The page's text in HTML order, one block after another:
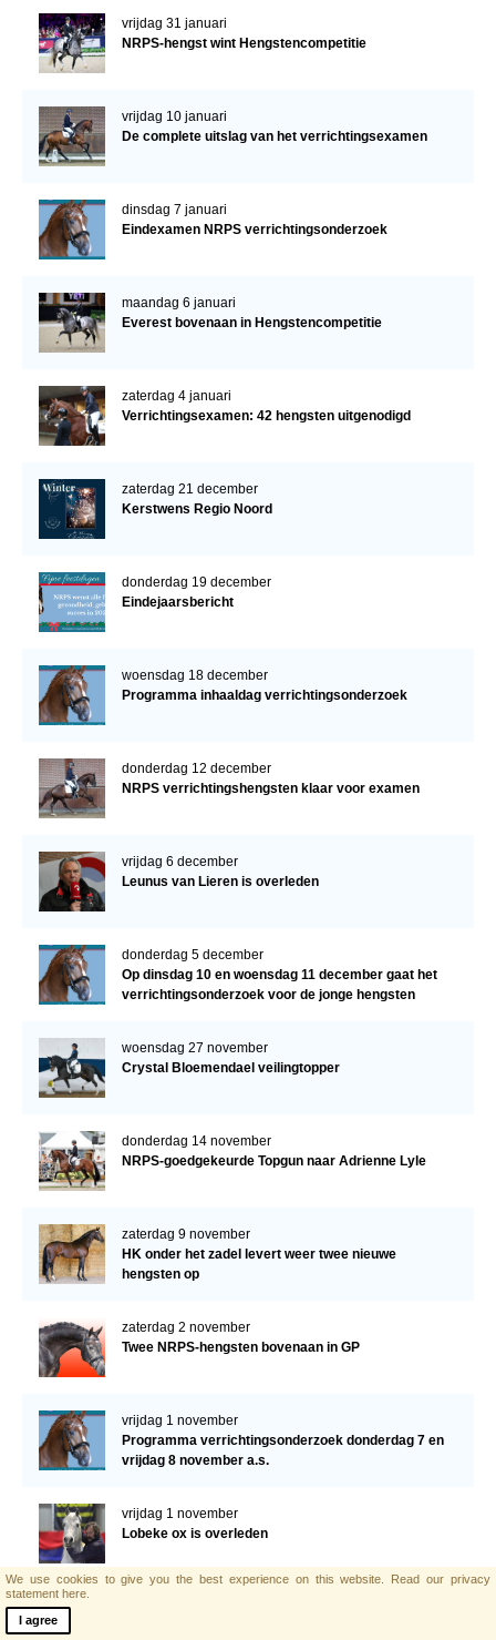
vrijdag 31 januari
NRPS-hengst wint Hengstencompetitie
vrijdag 10 januari
De complete uitslag van het verrichtingsexamen
dinsdag 7 januari
Eindexamen NRPS verrichtingsonderzoek
maandag 6 januari
Everest bovenaan in Hengstencompetitie
zaterdag 4 januari
Verrichtingsexamen: 42 hengsten uitgenodigd
zaterdag 21 december
Kerstwens Regio Noord
donderdag 19 december
Eindejaarsbericht
woensdag 18 december
Programma inhaaldag verrichtingsonderzoek
donderdag 12 december
NRPS verrichtingshengsten klaar voor examen
vrijdag 6 december
Leunus van Lieren is overleden
donderdag 5 december
Op dinsdag 10 en woensdag 11 december gaat het
verrichtingsonderzoek voor de jonge hengsten
woensdag 27 november
Crystal Bloemendael veilingtopper
donderdag 14 november
NRPS-goedgekeurde Topgun naar Adrienne Lyle
zaterdag 9 november
HK onder het zadel levert weer twee nieuwe
hengsten op
zaterdag 2 november
Twee NRPS-hengsten bovenaan in GP
vrijdag 1 november
Programma verrichtingsonderzoek donderdag 7 en
vrijdag 8 november a.s.
vrijdag 1 november
Lobeke ox is overleden
We use cookies to give you the best experience on this website. Read our privacy
statement here.
I agree